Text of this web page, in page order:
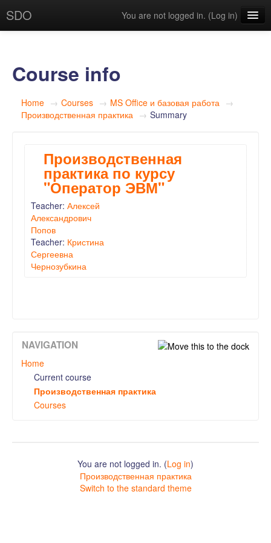
SDO You are not logged in. (Log in)
Course info
Home → Courses → MS Office и базовая работа →
Производственная практика → Summary
Производственная
практика по курсу
"Оператор ЭВМ"
Teacher: Алексей
Александрович
Попов
Teacher: Кристина
Сергеевна
Чернозубкина
NAVIGATION
Home
Current course
Производственная практика
Courses
You are not logged in. (Log in)
Производственная практика
Switch to the standard theme